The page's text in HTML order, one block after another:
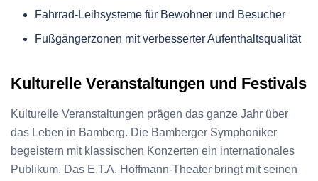
Fahrrad-Leihsysteme für Bewohner und Besucher
Fußgängerzonen mit verbesserter Aufenthaltsqualität
Kulturelle Veranstaltungen und Festivals
Kulturelle Veranstaltungen prägen das ganze Jahr über
das Leben in Bamberg. Die Bamberger Symphoniker
begeistern mit klassischen Konzerten ein internationales
Publikum. Das E.T.A. Hoffmann-Theater bringt mit seinen